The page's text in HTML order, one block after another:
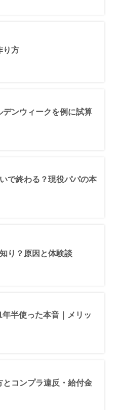
り方
ンウィークを例に試算
で終わる？現役パパの本
り？原因と体験談
半使った本音｜メリッ
コンプラ違反・給付金